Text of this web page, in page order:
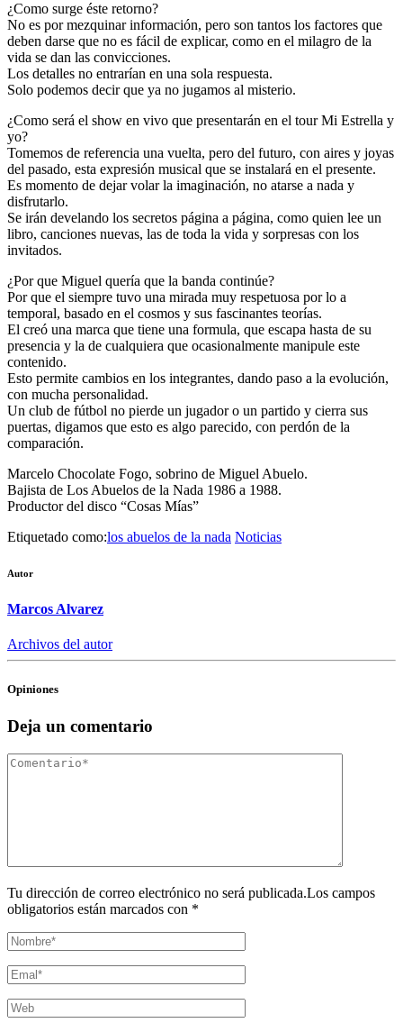
¿Como surge éste retorno?
No es por mezquinar información, pero son tantos los factores que
deben darse que no es fácil de explicar, como en el milagro de la
vida se dan las convicciones.
Los detalles no entrarían en una sola respuesta.
Solo podemos decir que ya no jugamos al misterio.
¿Como será el show en vivo que presentarán en el tour Mi Estrella y
yo?
Tomemos de referencia una vuelta, pero del futuro, con aires y joyas
del pasado, esta expresión musical que se instalará en el presente.
Es momento de dejar volar la imaginación, no atarse a nada y
disfrutarlo.
Se irán develando los secretos página a página, como quien lee un
libro, canciones nuevas, las de toda la vida y sorpresas con los
invitados.
¿Por que Miguel quería que la banda continúe?
Por que el siempre tuvo una mirada muy respetuosa por lo a
temporal, basado en el cosmos y sus fascinantes teorías.
El creó una marca que tiene una formula, que escapa hasta de su
presencia y la de cualquiera que ocasionalmente manipule este
contenido.
Esto permite cambios en los integrantes, dando paso a la evolución,
con mucha personalidad.
Un club de fútbol no pierde un jugador o un partido y cierra sus
puertas, digamos que esto es algo parecido, con perdón de la
comparación.
Marcelo Chocolate Fogo, sobrino de Miguel Abuelo.
Bajista de Los Abuelos de la Nada 1986 a 1988.
Productor del disco “Cosas Mías”
Etiquetado como:los abuelos de la nada Noticias
Autor
Marcos Alvarez
Archivos del autor
Opiniones
Deja un comentario
Tu dirección de correo electrónico no será publicada.Los campos
obligatorios están marcados con *